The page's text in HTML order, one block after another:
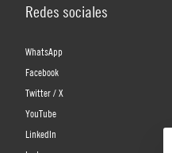
Redes sociales
WhatsApp
Facebook
Twitter / X
YouTube
LinkedIn